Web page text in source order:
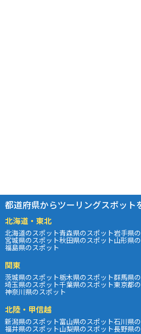
都道府県からツーリングスポット
北海道・東北
北海道のスポット青森県のスポット岩手県
宮城県のスポット秋田県のスポット山形県
福島県のスポット
関東
茨城県のスポット栃木県のスポット群馬県
埼玉県のスポット千葉県のスポット東京都
神奈川県のスポット
北陸・甲信越
新潟県のスポット富山県のスポット石川県
福井県のスポット山梨県のスポット長野県